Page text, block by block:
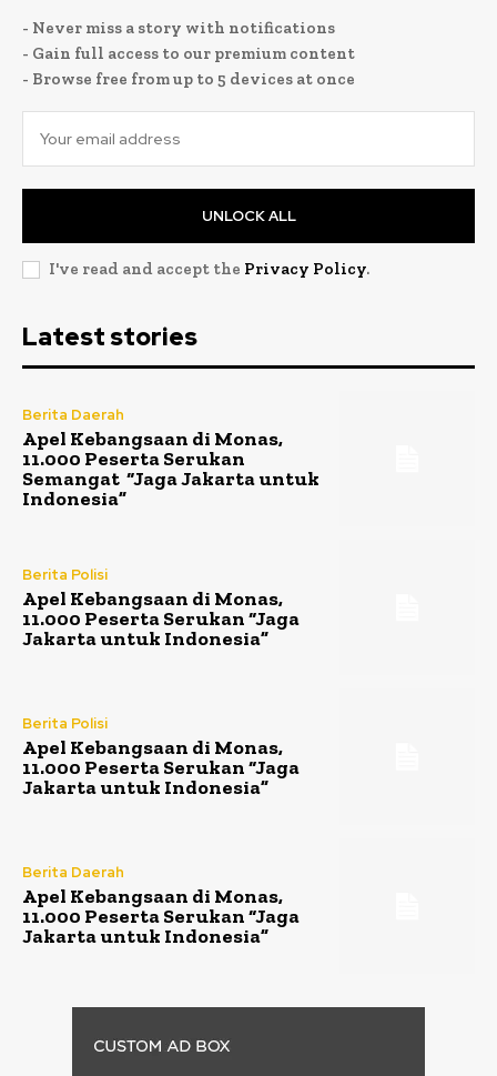
- Never miss a story with notifications
- Gain full access to our premium content
- Browse free from up to 5 devices at once
UNLOCK ALL
I've read and accept the Privacy Policy.
Latest stories
Berita Daerah
Apel Kebangsaan di Monas,
11.000 Peserta Serukan
Semangat “Jaga Jakarta untuk
Indonesia”
Berita Polisi
Apel Kebangsaan di Monas,
11.000 Peserta Serukan “Jaga
Jakarta untuk Indonesia”
Berita Polisi
Apel Kebangsaan di Monas,
11.000 Peserta Serukan “Jaga
Jakarta untuk Indonesia”
Berita Daerah
Apel Kebangsaan di Monas,
11.000 Peserta Serukan “Jaga
Jakarta untuk Indonesia”